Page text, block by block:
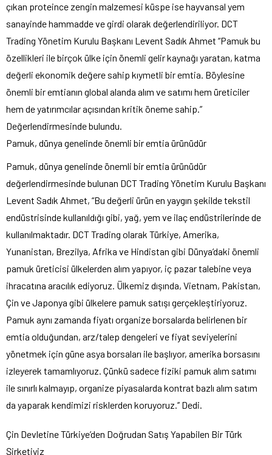
çıkan proteince zengin malzemesi küspe ise hayvansal yem
sanayinde hammadde ve girdi olarak değerlendiriliyor. DCT
Trading Yönetim Kurulu Başkanı Levent Sadık Ahmet “Pamuk bu
özellikleri ile birçok ülke için önemli gelir kaynağı yaratan, katma
değerli ekonomik değere sahip kıymetli bir emtia. Böylesine
önemli bir emtianın global alanda alım ve satımı hem üreticiler
hem de yatırımcılar açısından kritik öneme sahip.”
Değerlendirmesinde bulundu.
Pamuk, dünya genelinde önemli bir emtia ürünüdür
Pamuk, dünya genelinde önemli bir emtia ürünüdür
değerlendirmesinde bulunan DCT Trading Yönetim Kurulu Başkanı
Levent Sadık Ahmet, “Bu değerli ürün en yaygın şekilde tekstil
endüstrisinde kullanıldığı gibi, yağ, yem ve ilaç endüstrilerinde de
kullanılmaktadır. DCT Trading olarak Türkiye, Amerika,
Yunanistan, Brezilya, Afrika ve Hindistan gibi Dünya’daki önemli
pamuk üreticisi ülkelerden alım yapıyor, iç pazar talebine veya
ihracatına aracılık ediyoruz. Ülkemiz dışında, Vietnam, Pakistan,
Çin ve Japonya gibi ülkelere pamuk satışı gerçekleştiriyoruz.
Pamuk aynı zamanda fiyatı organize borsalarda belirlenen bir
emtia olduğundan, arz/talep dengeleri ve fiyat seviyelerini
yönetmek için güne asya borsaları ile başlıyor, amerika borsasını
izleyerek tamamlıyoruz. Çünkü sadece fiziki pamuk alım satımı
ile sınırlı kalmayıp, organize piyasalarda kontrat bazlı alım satım
da yaparak kendimizi risklerden koruyoruz.’’ Dedi.
Çin Devletine Türkiye’den Doğrudan Satış Yapabilen Bir Türk
Şirketiyiz